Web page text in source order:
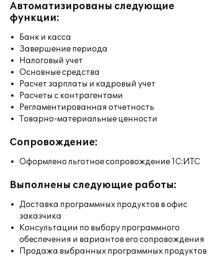
Автоматизированы следующие
функции:
Банк и касса
Завершение периода
Налоговый учет
Основные средства
Расчет зарплаты и кадровый учет
Расчеты с контрагентами
Регламентированная отчетность
Товарно-материальные ценности
Сопровождение:
Оформлено льготное сопровождение 1С:ИТС
Выполнены следующие работы:
Доставка программных продуктов в офис
заказчика
Консультации по выбору программного
обеспечения и вариантов его сопровождения
Продажа выбранных программных продуктов